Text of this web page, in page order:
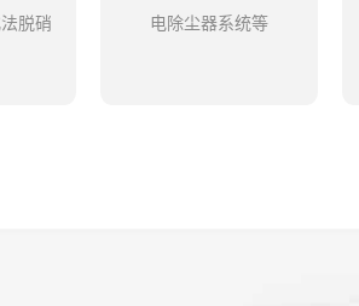
脱硝
电除尘器系统等